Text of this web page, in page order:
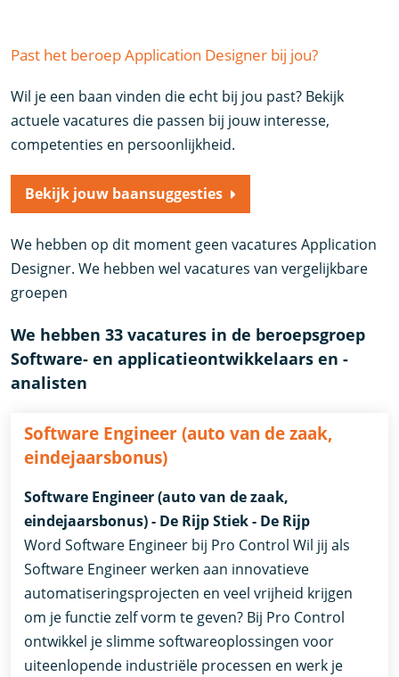
Past het beroep Application Designer bij jou?
Wil je een baan vinden die echt bij jou past? Bekijk
actuele vacatures die passen bij jouw interesse,
competenties en persoonlijkheid.
Bekijk jouw baansuggesties
We hebben op dit moment geen vacatures Application
Designer. We hebben wel vacatures van vergelijkbare
groepen
We hebben 33 vacatures in de beroepsgroep
Software- en applicatieontwikkelaars en -
analisten
Software Engineer (auto van de zaak,
eindejaarsbonus)
Software Engineer (auto van de zaak,
eindejaarsbonus) - De Rijp Stiek - De Rijp
Word Software Engineer bij Pro Control Wil jij als
Software Engineer werken aan innovatieve
automatiseringsprojecten en veel vrijheid krijgen
om je functie zelf vorm te geven? Bij Pro Control
ontwikkel je slimme softwareoplossingen voor
uiteenlopende industriële processen en werk je